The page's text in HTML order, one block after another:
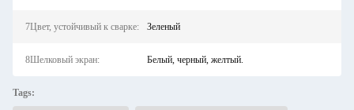
7Цвет, устойчивый к сварке: Зеленый
8Шелковый экран: Белый, черный, желтый.
Tags: